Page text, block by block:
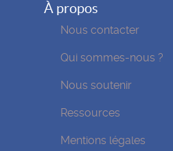
À propos
Nous contacter
Qui sommes-nous ?
Nous soutenir
Ressources
Mentions légales